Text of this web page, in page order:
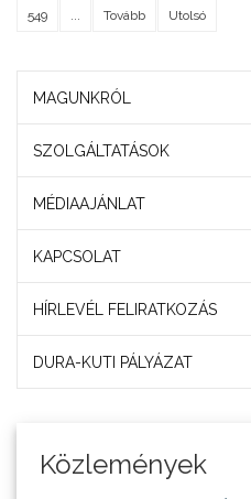
549 Tovább Utolsó
MAGUNKRÓL
SZOLGÁLTATÁSOK
MÉDIAAJÁNLAT
KAPCSOLAT
HÍRLEVÉL FELIRATKOZÁS
DURA-KUTI PÁLYÁZAT
Közlemények